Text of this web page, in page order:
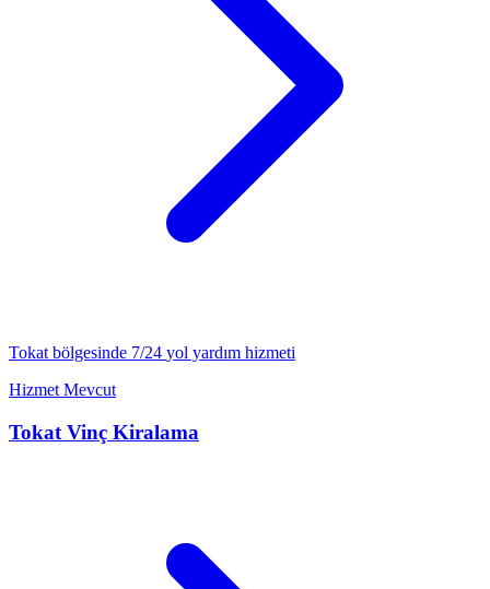
Tokat bölgesinde 7/24 yol yardım hizmeti
Hizmet Mevcut
Tokat Vinç Kiralama